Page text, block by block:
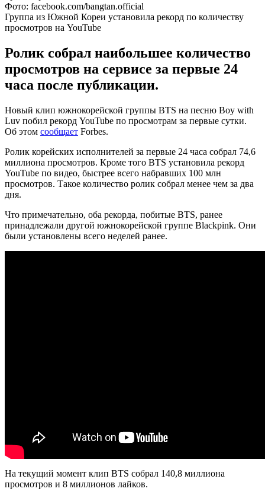
Фото: facebook.com/bangtan.official
Группа из Южной Кореи установила рекорд по количеству
просмотров на YouTube
Ролик собрал наибольшее количество
просмотров на сервисе за первые 24
часа после публикации.
Новый клип южнокорейской группы BTS на песню Boy with
Luv побил рекорд YouTube по просмотрам за первые сутки.
Об этом сообщает Forbes.
Ролик корейских исполнителей за первые 24 часа собрал 74,6
миллиона просмотров. Кроме того BTS установила рекорд
YouTube по видео, быстрее всего набравших 100 млн
просмотров. Такое количество ролик собрал менее чем за два
дня.
Что примечательно, оба рекорда, побитые BTS, ранее
принадлежали другой южнокорейской группе Blackpink. Они
были установлены всего неделей ранее.
На текущий момент клип BTS собрал 140,8 миллиона
просмотров и 8 миллионов лайков.